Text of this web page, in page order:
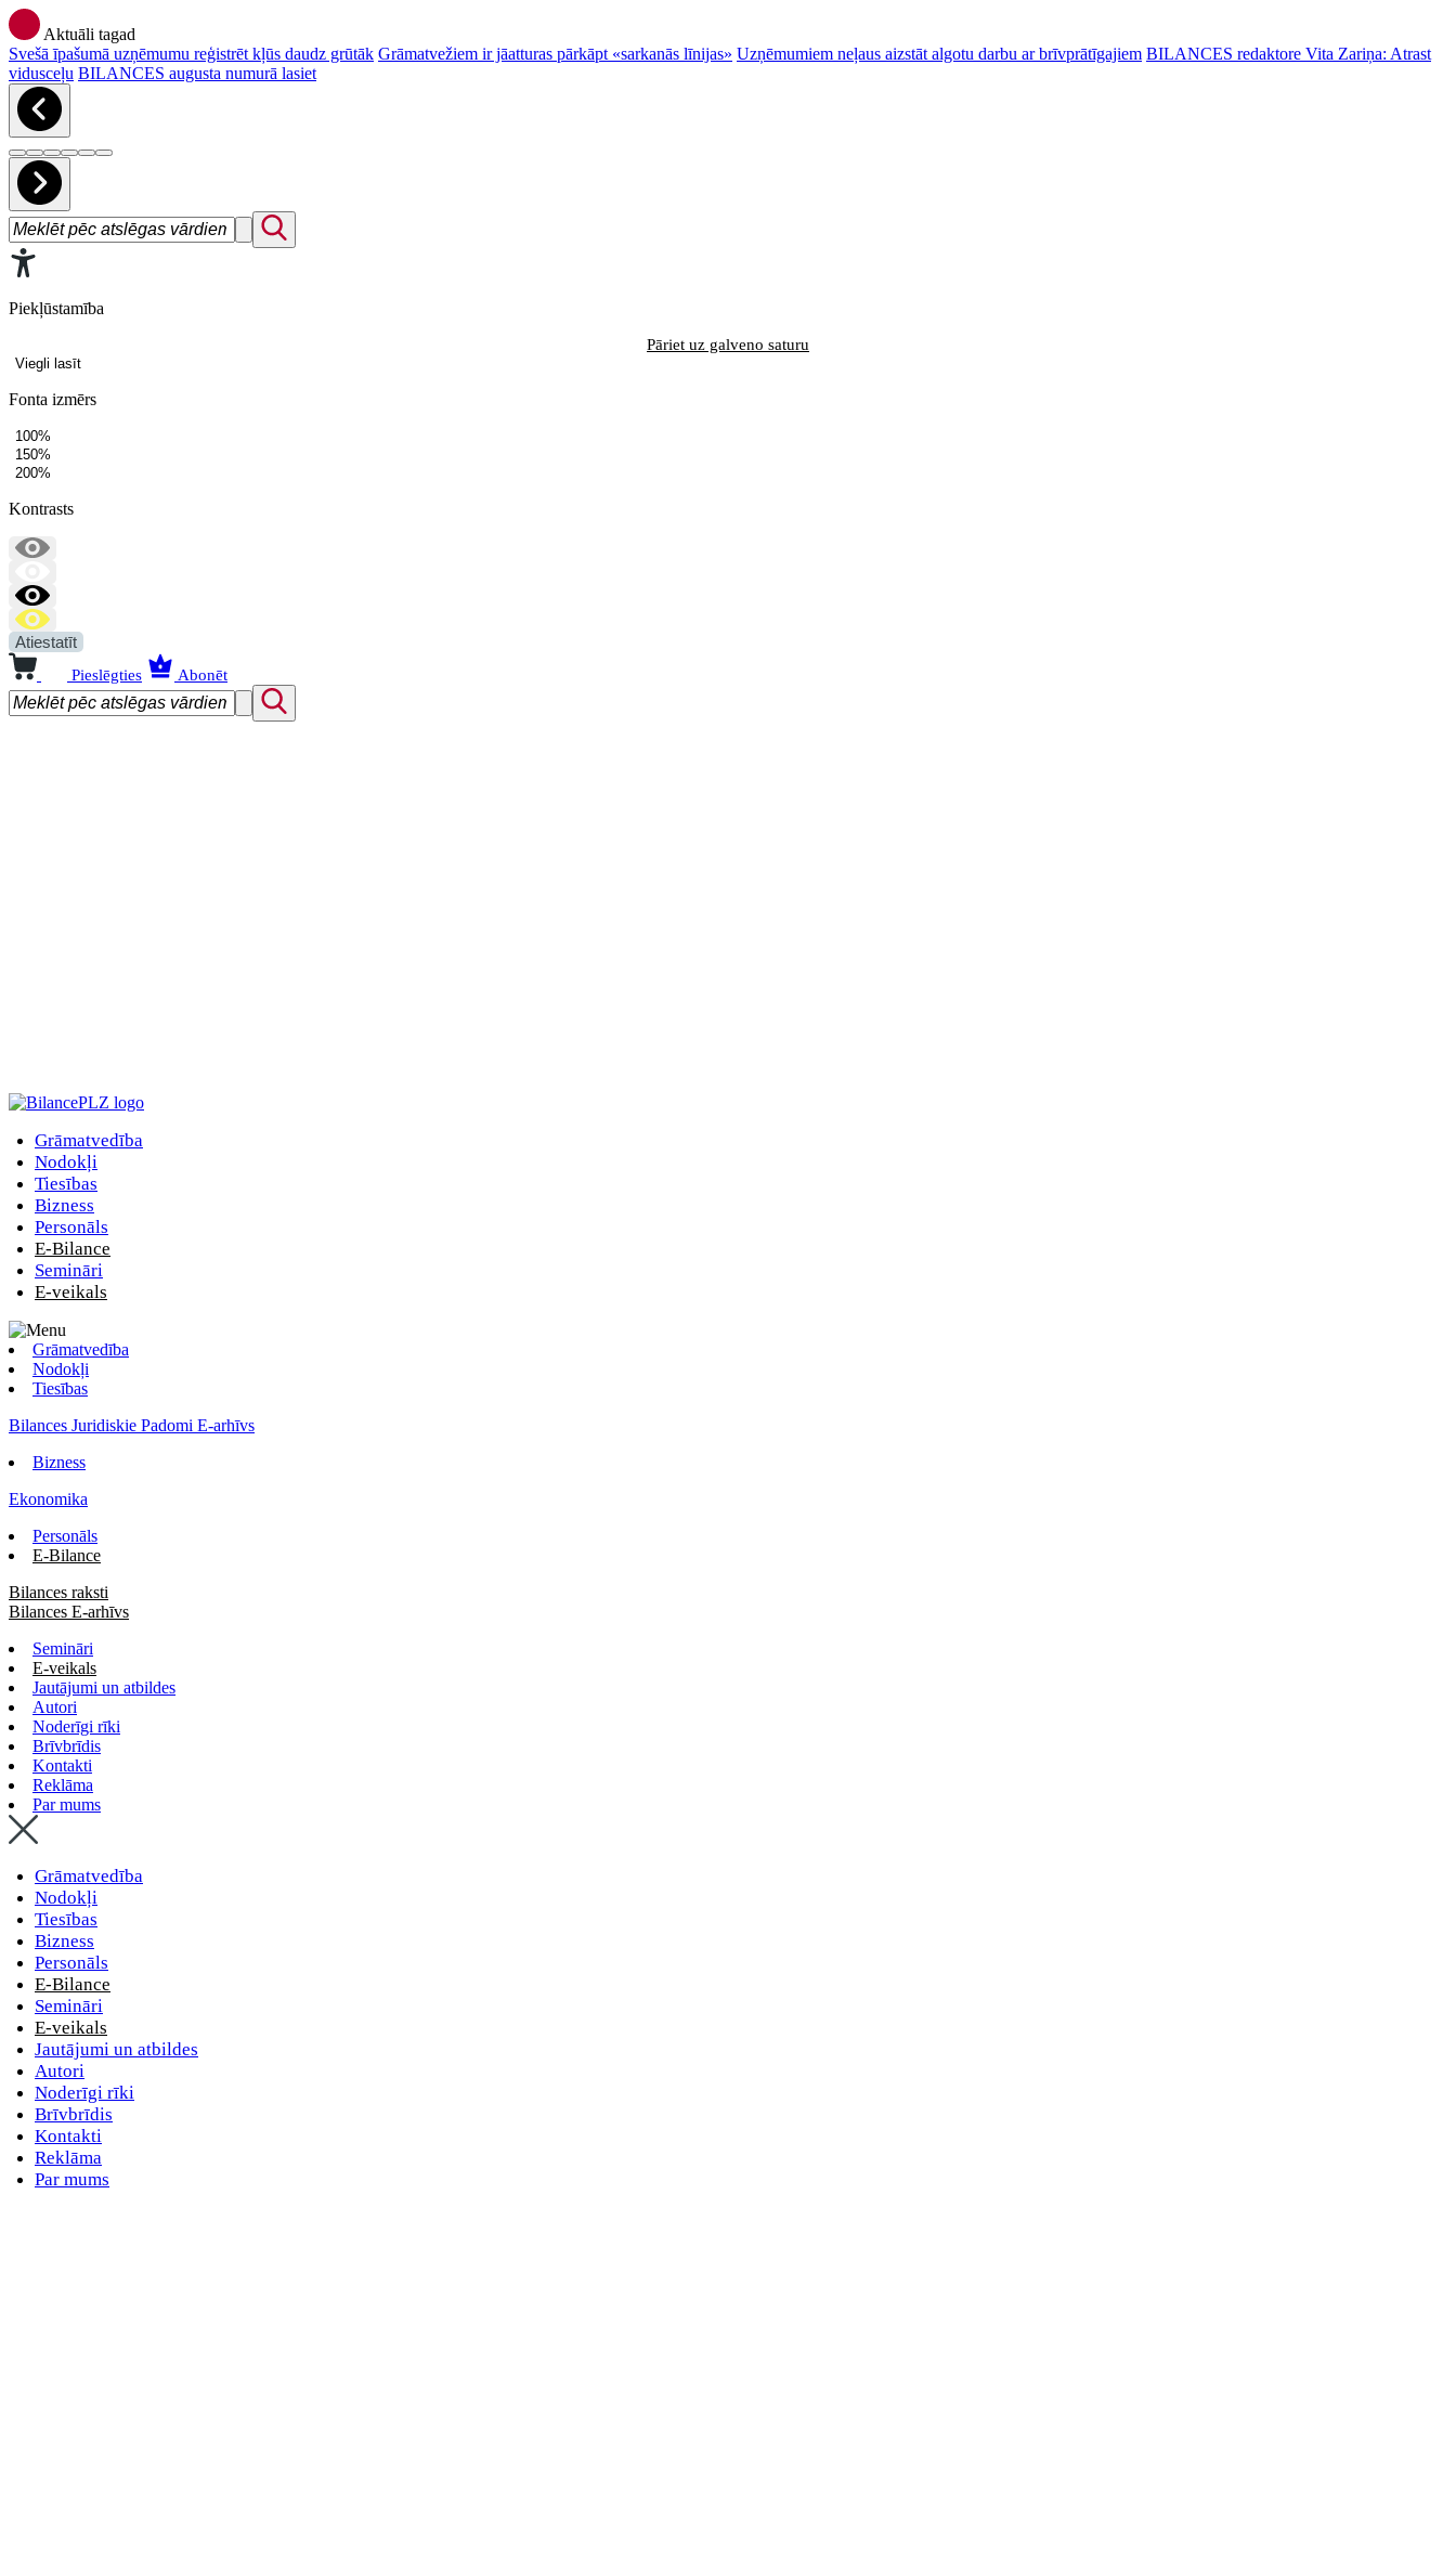
Aktuāli tagad
Svešā īpašumā uzņēmumu reģistrēt kļūs daudz grūtāk Grāmatvežiem ir jāatturas pārkāpt «sarkanās līnijas» Uzņēmumiem neļaus aizstāt algotu darbu ar brīvprātīgajiem BILANCES redaktore Vita Zariņa: Atrast
vidusceļu BILANCES augusta numurā lasiet
Piekļūstamība
Pāriet uz galveno saturu
Viegli lasīt
Fonta izmērs
100%
150%
200%
Kontrasts
Atiestatīt
Pieslēgties Abonēt
Grāmatvedība
Nodokļi
Tiesības
Bizness
Personāls
E-Bilance
Semināri
E-veikals
Grāmatvedība
Nodokļi
Tiesības
Bilances Juridiskie Padomi E-arhīvs
Bizness
Ekonomika
Personāls
E-Bilance
Bilances raksti
Bilances E-arhīvs
Semināri
E-veikals
Jautājumi un atbildes
Autori
Noderīgi rīki
Brīvbrīdis
Kontakti
Reklāma
Par mums
Grāmatvedība
Nodokļi
Tiesības
Bizness
Personāls
E-Bilance
Semināri
E-veikals
Jautājumi un atbildes
Autori
Noderīgi rīki
Brīvbrīdis
Kontakti
Reklāma
Par mums